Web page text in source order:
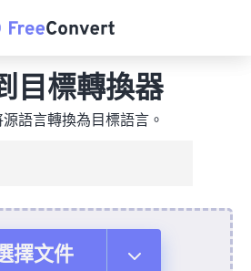
目標轉換器
語言轉換為目標語言。
擇文件